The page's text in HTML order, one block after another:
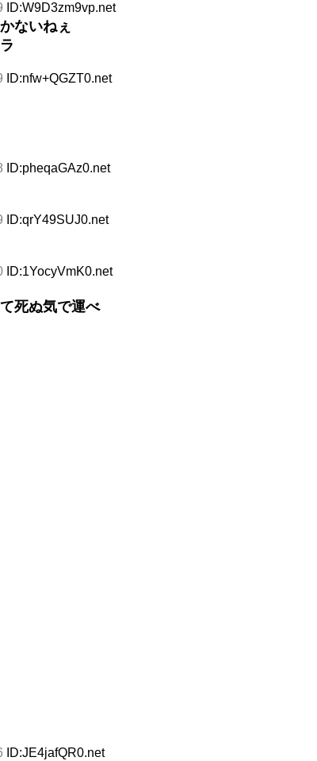
ID:W9D3zm9vp.net
ないねぇ
ID:nfw+QGZT0.net
ID:pheqaGAz0.net
ID:qrY49SUJ0.net
ID:1YocyVmK0.net
死ぬ気で運べ
ID:JE4jafQR0.net